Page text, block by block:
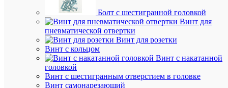
Болт с шестигранной головкой
Винт для
пневматической отвертки
Винт для розетки
Винт с кольцом
Винт с накатанной
головкой
Винт с шестигранным отверстием в головке
Винт самонарезающий
молоч.